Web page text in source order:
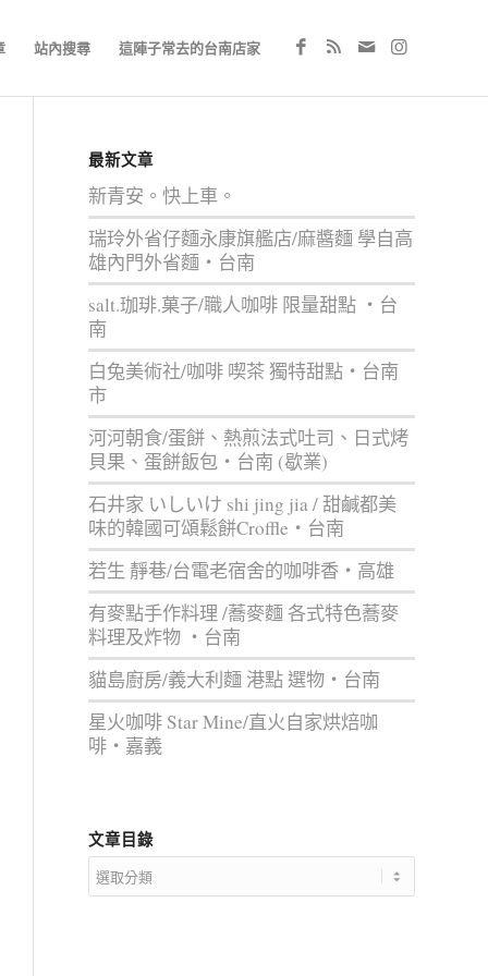
站內搜尋 這陣子常去的台南店家
最新文章
新青安。快上車。
瑞玲外省仔麵永康旗艦店/麻醬麵 學自高
雄內門外省麵‧台南
salt.珈琲.菓子/職人咖啡 限量甜點 ‧台
南
白兔美術社/咖啡 喫茶 獨特甜點‧台南
市
河河朝食/蛋餅、熱煎法式吐司、日式烤
貝果、蛋餅飯包‧台南 (歇業)
石井家 いしいけ shi jing jia / 甜鹹都美
味的韓國可頌鬆餅Croffle‧台南
若生 靜巷/台電老宿舍的咖啡香‧高雄
有麥點手作料理 /蕎麥麵 各式特色蕎麥
料理及炸物 ‧台南
貓島廚房/義大利麵 港點 選物‧台南
星火咖啡 Star Mine/直火自家烘焙咖
啡‧嘉義
文章目錄
文
章